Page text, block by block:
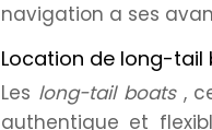
navigation a ses
Location de long-
Les long-tail boats ,
authentique et